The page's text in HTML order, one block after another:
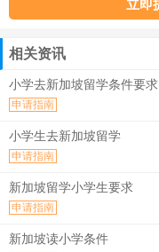
相关资讯
小学去新加坡留学条件要求
申请指南
小学生去新加坡留学
申请指南
新加坡留学小学生要求
申请指南
新加坡读小学条件